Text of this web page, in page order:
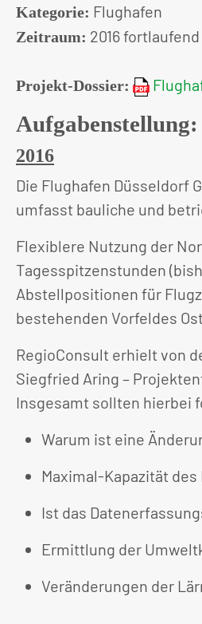
Kategorie: Flughafen
Zeitraum: 2016
Projekt-Dossier:
Aufgabenstellung:
2016
Die Flughafen Düsseldorf
umfasst bauliche und
Flexiblere Nutzung der
Tagesspitzenstunden
Abstellpositionen für
bestehenden Vorfeldes
RegioConsult erhielt von
Siegfried Aring –
Insgesamt sollten hierbei
Warum ist eine
Maximal-Kapazität
Ist das
Ermittlung der
Veränderungen der